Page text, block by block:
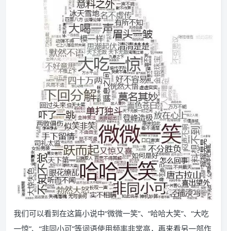
我们可以看到在这篇小说中“微微一笑”、“哈哈大笑”、“大吃
一惊”、“非同小可”等词语使用频率非常高，再来看另一部作